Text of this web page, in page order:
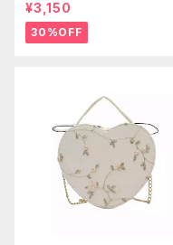
ール付き)
¥3,150
30%OFF